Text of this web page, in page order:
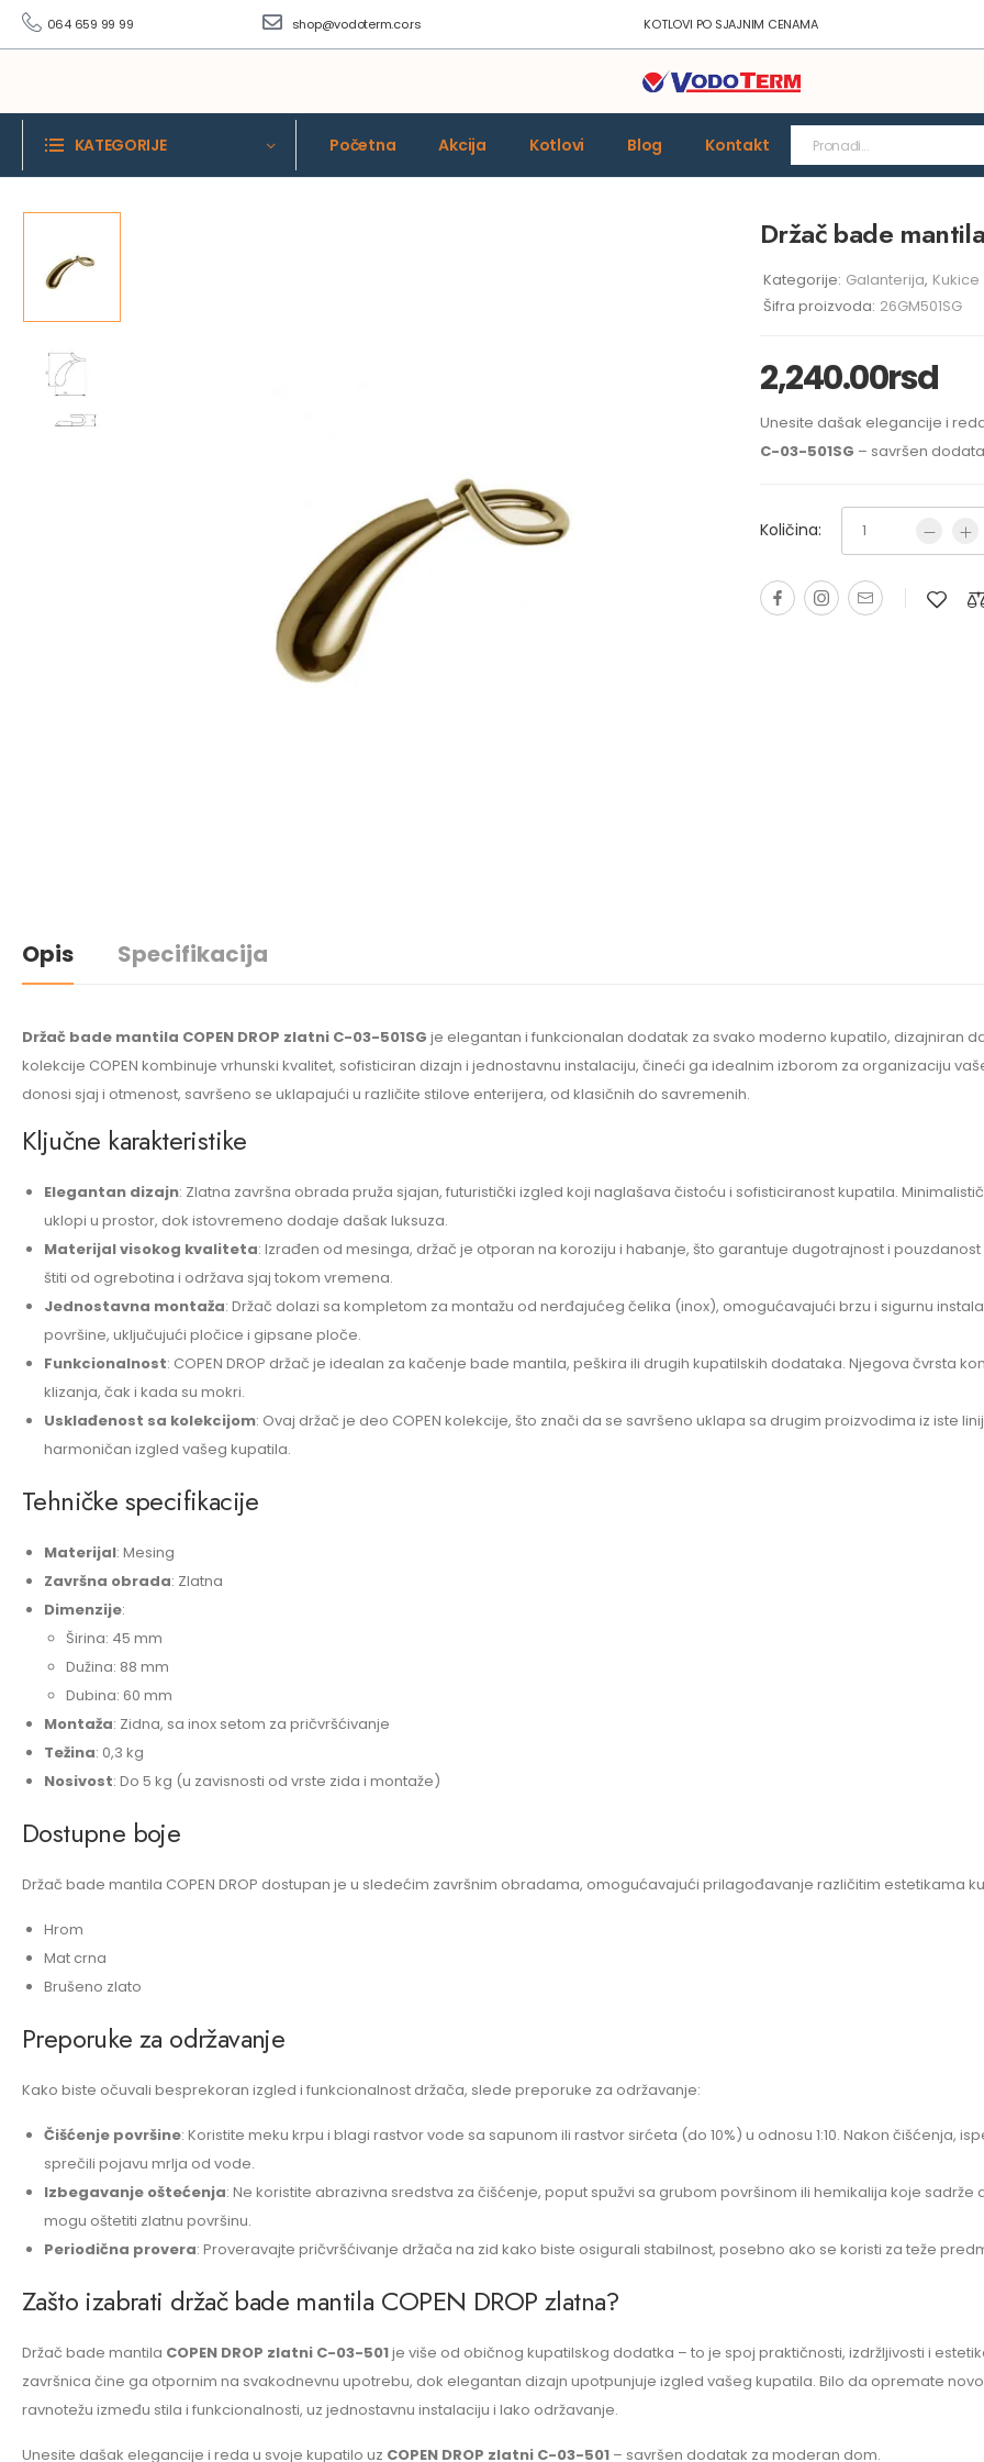
064 659 99 99 shop@vodoterm.co.rs KOTLOVI PO SJAJNIM CENAMA
KATEGORIJE Početna Akcija Kotlovi Blog Kontakt
Držač bade
Kategorije: Galanterija,
Šifra proizvoda: 26GM501SG
2,240.00rsd
Unesite dašak elegancije i
C-03-501SG – savršen
Količina:
Opis Specifikacija
Držač bade mantila COPEN DROP zlatni C-03-501SG je elegantan i funkcionalan dodatak za svako moderno kupatilo, dizajniran
kolekcije COPEN kombinuje vrhunski kvalitet, sofisticiran dizajn i jednostavnu instalaciju, čineći ga idealnim izborom za organizaciju
donosi sjaj i otmenost, savršeno se uklapajući u različite stilove enterijera, od klasičnih do savremenih.
Ključne karakteristike
Elegantan dizajn: Zlatna završna obrada pruža sjajan, futuristički izgled koji naglašava čistoću i sofisticiranost kupatila.
uklopi u prostor, dok istovremeno dodaje dašak luksuza.
Materijal visokog kvaliteta: Izrađen od mesinga, držač je otporan na koroziju i habanje, što garantuje dugotrajnost i
štiti od ogrebotina i održava sjaj tokom vremena.
Jednostavna montaža: Držač dolazi sa kompletom za montažu od nerđajućeg čelika (inox), omogućavajući brzu i sigurnu
površine, uključujući pločice i gipsane ploče.
Funkcionalnost: COPEN DROP držač je idealan za kačenje bade mantila, peškira ili drugih kupatilskih dodataka. Njegova čvrsta
klizanja, čak i kada su mokri.
Usklađenost sa kolekcijom: Ovaj držač je deo COPEN kolekcije, što znači da se savršeno uklapa sa drugim proizvodima iz iste
harmoničan izgled vašeg kupatila.
Tehničke specifikacije
Materijal: Mesing
Završna obrada: Zlatna
Dimenzije:
Širina: 45 mm
Dužina: 88 mm
Dubina: 60 mm
Montaža: Zidna, sa inox setom za pričvršćivanje
Težina: 0,3 kg
Nosivost: Do 5 kg (u zavisnosti od vrste zida i montaže)
Dostupne boje
Držač bade mantila COPEN DROP dostupan je u sledećim završnim obradama, omogućavajući prilagođavanje različitim estetikama
Hrom
Mat crna
Brušeno zlato
Preporuke za održavanje
Kako biste očuvali besprekoran izgled i funkcionalnost držača, slede preporuke za održavanje:
Čišćenje površine: Koristite meku krpu i blagi rastvor vode sa sapunom ili rastvor sirćeta (do 10%) u odnosu 1:10. Nakon čišćenja,
sprečili pojavu mrlja od vode.
Izbegavanje oštećenja: Ne koristite abrazivna sredstva za čišćenje, poput spužvi sa grubom površinom ili hemikalija koje
mogu oštetiti zlatnu površinu.
Periodična provera: Proveravajte pričvršćivanje držača na zid kako biste osigurali stabilnost, posebno ako se koristi za teže
Zašto izabrati držač bade mantila COPEN DROP zlatna?
Držač bade mantila COPEN DROP zlatni C-03-501je više od običnog kupatilskog dodatka – to je spoj praktičnosti, izdržljivosti i
završnica čine ga otpornim na svakodnevnu upotrebu, dok elegantan dizajn upotpunjuje izgled vašeg kupatila. Bilo da opremate
ravnotežu između stila i funkcionalnosti, uz jednostavnu instalaciju i lako održavanje.
Unesite dašak elegancije i reda u svoje kupatilo uz COPEN DROP zlatni C-03-501 – savršen dodatak za moderan dom.